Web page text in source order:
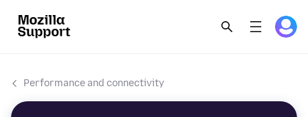
Performance and connectivity